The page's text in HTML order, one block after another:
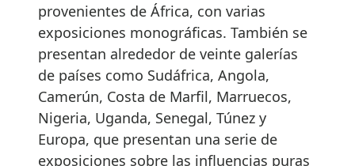
provenientes de África, con varias
exposiciones monográficas. También se
presentan alrededor de veinte galerías
de países como Sudáfrica, Angola,
Camerún, Costa de Marfil, Marruecos,
Nigeria, Uganda, Senegal, Túnez y
Europa, que presentan una serie de
exposiciones sobre las influencias puras